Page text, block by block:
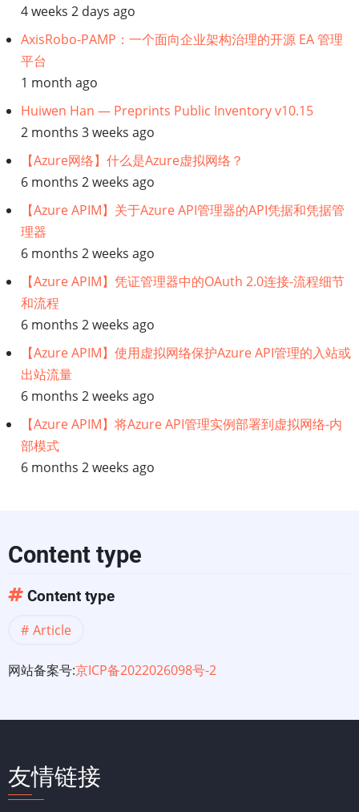
经
理
4 weeks 2 days ago
AxisRobo-PAMP：一个面向企业架构治理的开源 EA 管理
平台
1 month ago
Huiwen Han — Preprints Public Inventory v10.15
2 months 3 weeks ago
【Azure网络】什么是Azure虚拟网络？
6 months 2 weeks ago
【Azure APIM】关于Azure API管理器的API凭据和凭据管
理器
6 months 2 weeks ago
【Azure APIM】凭证管理器中的OAuth 2.0连接-流程细节
和流程
6 months 2 weeks ago
【Azure APIM】使用虚拟网络保护Azure API管理的入站或
出站流量
6 months 2 weeks ago
【Azure APIM】将Azure API管理实例部署到虚拟网络-内
部模式
6 months 2 weeks ago
Content type
Content type
Article
网站备案号:京ICP备2022026098号-2
友情链接